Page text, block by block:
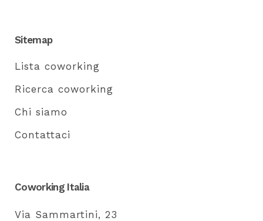
Sitemap
Lista coworking
Ricerca coworking
Chi siamo
Contattaci
Coworking Italia
Via Sammartini, 23